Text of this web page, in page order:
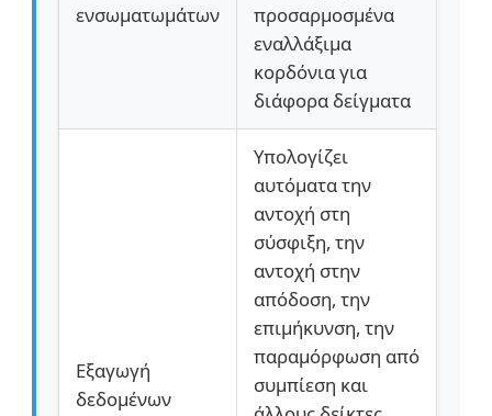
ενσωματωμάτων
προσαρμοσμένα
εναλλάξιμα
κορδόνια για
διάφορα δείγματα
Εξαγωγή
δεδομένων
Υπολογίζει
αυτόματα την
αντοχή στη
σύσφιξη, την
αντοχή στην
απόδοση, την
επιμήκυνση, την
παραμόρφωση από
συμπίεση και